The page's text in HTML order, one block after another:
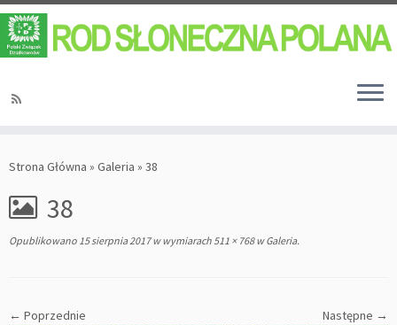
Strona Główna » Galeria » 38
38
Opublikowano 15 sierpnia 2017w wymiarach 511 × 768wGaleria.
← Poprzednie Następne →